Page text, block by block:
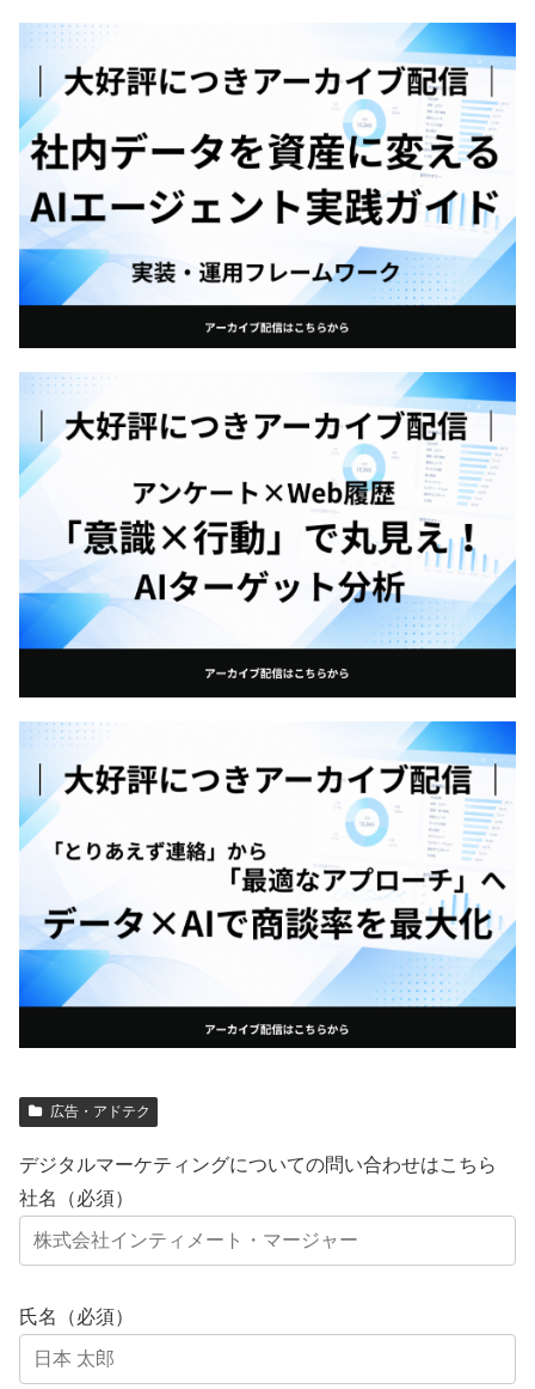
広告・アドテク
デジタルマーケティングについての問い合わせはこちら
社名（必須）
氏名（必須）